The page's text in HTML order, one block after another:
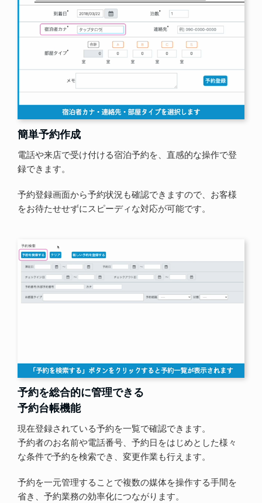
簡単予約作成
電話や来店で受け付ける宿泊予約を、直感的な操作で登
録できます。
予約登録画面から予約状況も確認できますので、お客様
をお待たせせずにスピーディな対応が可能です。
予約を総合的に管理できる
予約台帳機能
現在登録されている予約を一覧で確認できます。
予約者のお名前や電話番号、予約日をはじめとした様々
な条件で予約を検索でき、変更作業も行えます。
予約を一元管理することで複数の媒体を操作する手間を
省き、予約業務の効率化につながります。